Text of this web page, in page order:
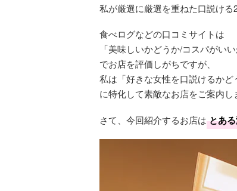
私が厳選に厳選を重ねた口説ける2
食べログなどの口コミサイトは
「美味しいかどうか/コスパがいい
でお店を評価しがちですが、
私は「好きな女性を口説けるかど
に特化して素敵なお店をご案内し
さて、今回紹介するお店は とあ